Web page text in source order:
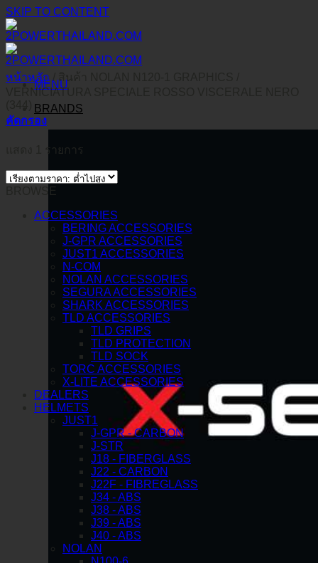
SKIP TO CONTENT
MENU
BRANDS
หน้าหลัก / สินค้า NOLAN N120-1 GRAPHICS
VERNICIATURA SPECIALE ROSSO VISCERALE NERO
คัดกรอง
แสดง 1 รายการ
BROWSE
ACCESSORIES
BERING ACCESSORIES
J-GPR ACCESSORIES
JUST1 ACCESSORIES
N-COM
NOLAN ACCESSORIES
SEGURA ACCESSORIES
SHARK ACCESSORIES
TLD ACCESSORIES
TLD GRIPS
TLD PROTECTION
TLD SOCK
TORC ACCESSORIES
X-LITE ACCESSORIES
DEALERS
HELMETS
JUST1
J-GPR - CARBON
J-STR
J18 - FIBERGLASS
J22 - CARBON
J22F - FIBREGLASS
J34 - ABS
J38 - ABS
J39 - ABS
J40 - ABS
NOLAN